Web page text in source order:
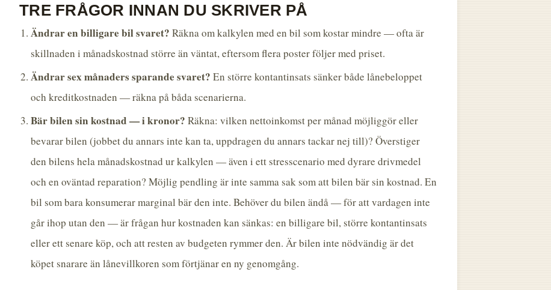
TRE FRÅGOR INNAN DU SKRIVER PÅ
Ändrar en billigare bil svaret? Räkna om kalkylen med en bil som kostar mindre — ofta är
skillnaden i månadskostnad större än väntat, eftersom flera poster följer med priset.
Ändrar sex månaders sparande svaret? En större kontantinsats sänker både lånebeloppet
och kreditkostnaden — räkna på båda scenarierna.
Bär bilen sin kostnad — i kronor? Räkna: vilken nettoinkomst per månad möjliggör eller
bevarar bilen (jobbet du annars inte kan ta, uppdragen du annars tackar nej till)? Överstiger
den bilens hela månadskostnad ur kalkylen — även i ett stresscenario med dyrare drivmedel
och en oväntad reparation? Möjlig pendling är inte samma sak som att bilen bär sin kostnad. En
bil som bara konsumerar marginal bär den inte. Behöver du bilen ändå — för att vardagen inte
går ihop utan den — är frågan hur kostnaden kan sänkas: en billigare bil, större kontantinsats
eller ett senare köp, och att resten av budgeten rymmer den. Är bilen inte nödvändig är det
köpet snarare än lånevillkoren som förtjänar en ny genomgång.